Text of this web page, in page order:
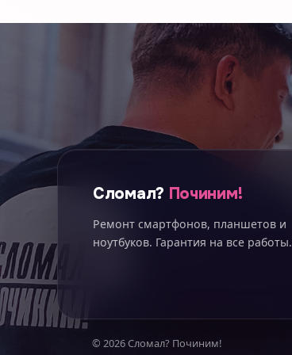
Сломал? Починим!
Ремонт смартфонов, планшетов и
ноутбуков. Гарантия на все работы.
© 2026 Сломал? Починим!